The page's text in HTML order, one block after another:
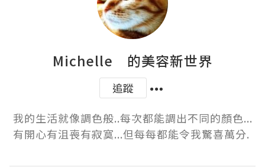
Michelle 的美容新世界
追蹤
我的生活就像調色般..每次都能調出不同的顏色...
有開心有沮喪有寂寞...但每每都能令我驚喜萬分.